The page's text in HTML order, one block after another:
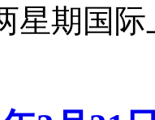
星期国